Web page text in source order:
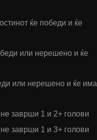
ќе победи и ќе
или нерешено и ќе
или нерешено и ќе има
заврши 1 и 2+ голови
заврши 1 и 3+ голови